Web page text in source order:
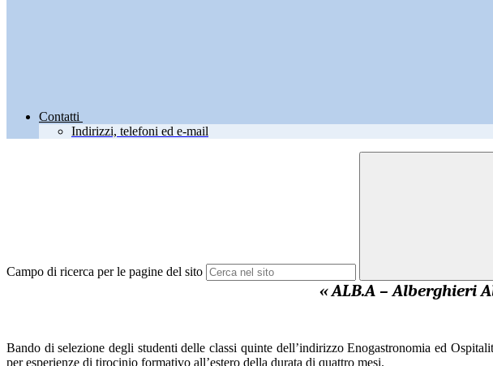
Contatti
Indirizzi, telefoni ed e-mail
Campo di ricerca per le pagine del sito
«ALB.A – Alberghieri
Bando di selezione degli studenti delle classi quinte dell’indirizzo Enogastronomia ed
per esperienze di tirocinio formativo all’estero della durata di quattro mesi.